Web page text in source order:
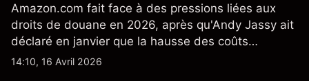
Amazon.com fait face à des pressions liées aux
droits de douane en 2026, après qu'Andy Jassy ait
déclaré en janvier que la hausse des coûts
d'importation commençait à se répercuter sur
14:10, 16 Avril 2026